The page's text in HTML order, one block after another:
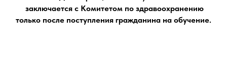
заключается с Комитетом по здравоохранению
только после поступления гражданина на обучение.